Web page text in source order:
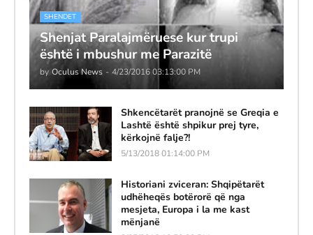
SHENDET
Shenjat Paralajmëruese kur trupi
është i mbushur me Parazitë
by Oculus News - 4/23/2016 03:13:00 PM
Shkencëtarët pranojnë se Greqia e
Lashtë është shpikur prej tyre,
kërkojnë falje?!
5/13/2018 01:14:00 PM
Historiani zviceran: Shqipëtarët
udhëheqës botërorë që nga
mesjeta, Europa i la me kast
mënjanë